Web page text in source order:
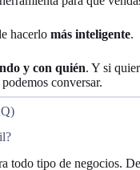
hacerlo más inteligente.
y con quién. Y si
conversar.
todo tipo de negocios.